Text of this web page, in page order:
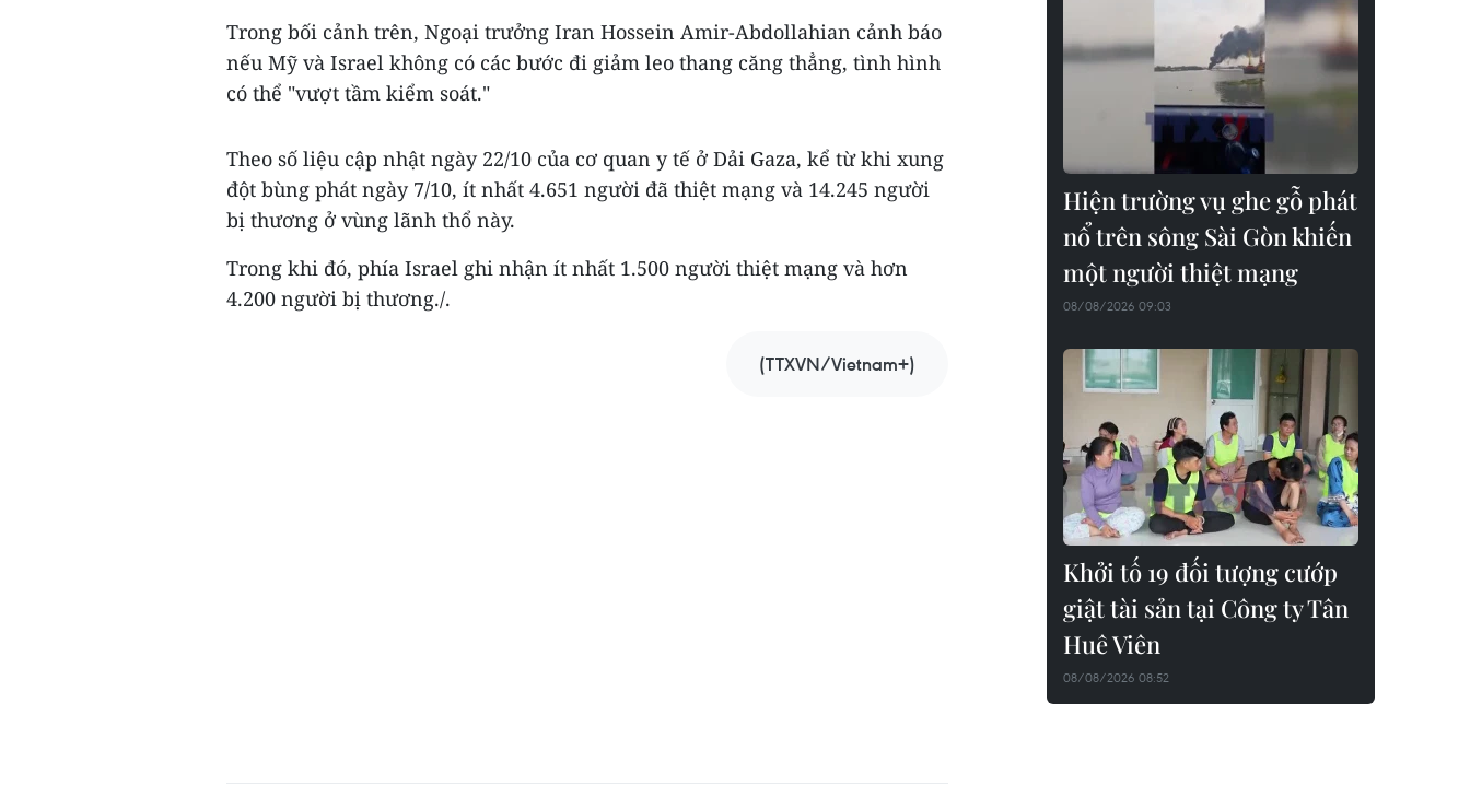
Trong bối cảnh trên, Ngoại trưởng Iran Hossein Amir-Abdollahian cảnh báo
nếu Mỹ và Israel không có các bước đi giảm leo thang căng thẳng, tình hình
có thể "vượt tầm kiểm soát."
Theo số liệu cập nhật ngày 22/10 của cơ quan y tế ở Dải Gaza, kể từ khi xung
đột bùng phát ngày 7/10, ít nhất 4.651 người đã thiệt mạng và 14.245 người
bị thương ở vùng lãnh thổ này.
Trong khi đó, phía Israel ghi nhận ít nhất 1.500 người thiệt mạng và hơn
4.200 người bị thương./.
(TTXVN/Vietnam+)
Hiện trường vụ ghe gỗ phát
nổ trên sông Sài Gòn khiến
một người thiệt mạng
08/08/2026 09:03
Khởi tố 19 đối tượng cướp
giật tài sản tại Công ty Tân
Huê Viên
08/08/2026 08:52